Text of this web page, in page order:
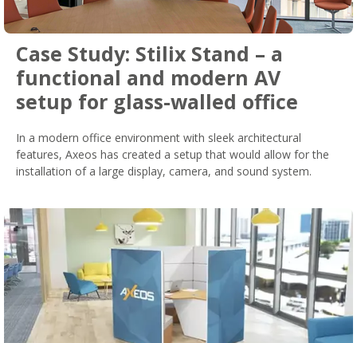
Case Study: Stilix Stand – a
functional and modern AV
setup for glass-walled office
In a modern office environment with sleek architectural
features, Axeos has created a setup that would allow for the
installation of a large display, camera, and sound system.